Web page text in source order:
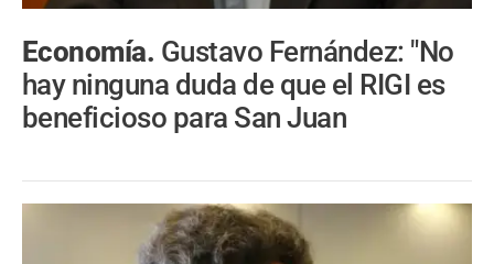
Economía. Gustavo Fernández: "No
hay ninguna duda de que el RIGI es
beneficioso para San Juan